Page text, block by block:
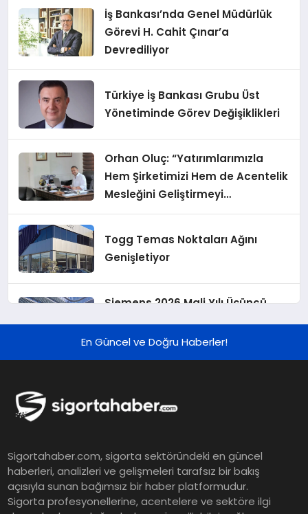
İş Bankası’nda Genel Müdürlük
Görevi H. Cahit Çınar’a
Devrediliyor
Türkiye İş Bankası Grubu Üst
Yönetiminde Görev Değişiklikleri
Orhan Oluç: “Yatırımlarımızla
Hem Şirketimizi Hem de Acentelik
Mesleğini Geliştirmeyi
Hedefliyoruz”
Togg Temas Noktaları Ağını
Genişletiyor
Siemens 2026 Mali Yılı Üçüncü
Çeyreğinde Rekor Sipariş, Kâr ve
Yükseltilen EPS Beklentisi
Finansal Sonuçlarını Açıkladı
Murat Bilim, ANA Sigorta Satış
Grup Müdürü Olarak Atandı
En Güncel ve Doğru Haberler!
Sigortahaber.com, sigorta sektöründeki en güncel
haberleri, analizleri ve gelişmeleri tarafsız bir bakış
açısıyla sunan bağımsız bir haber platformudur.
Sigorta profesyonellerine, acentelere ve sektöre ilgi